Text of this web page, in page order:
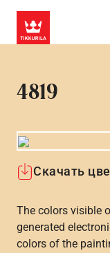
4819
Скачать
The colors visible
generated
colors of the